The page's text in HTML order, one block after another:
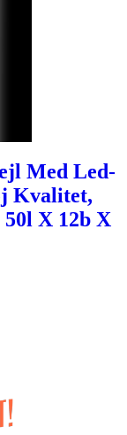
Med Led-
Kvalitet,
X 12b X